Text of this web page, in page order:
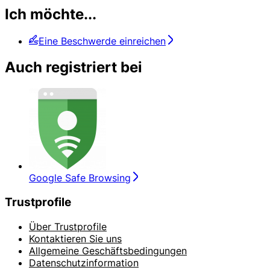
Ich möchte...
Eine Beschwerde einreichen
Auch registriert bei
Google Safe Browsing
Trustprofile
Über Trustprofile
Kontaktieren Sie uns
Allgemeine Geschäftsbedingungen
Datenschutzinformation